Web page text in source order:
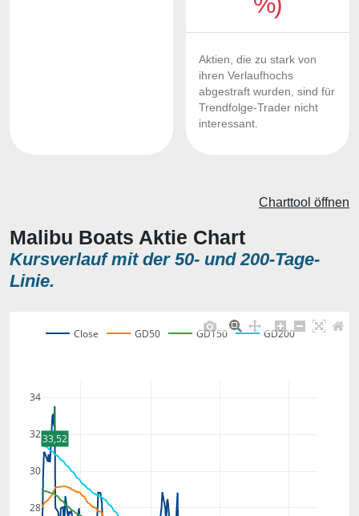
Aktien, die zu stark von
ihren Verlaufhochs
abgestraft wurden, sind für
Trendfolge-Trader nicht
interessant.
Malibu Boats Aktie Chart
Kursverlauf mit der 50- und 200-Tage-
Linie.
Charttool öffnen
28
30
32
34
Close GD50 GD150 GD200
33,52